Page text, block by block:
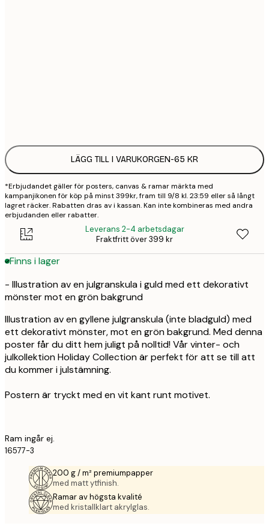
LÄGG TILL I VARUKORGEN-65 KR
*Erbjudandet gäller för posters, canvas & ramar märkta med
kampanjikonen för köp på minst 399kr, fram till 9/8 kl. 23:59 eller så långt
lagret räcker. Rabatten dras av i kassan. Kan inte kombineras med andra
erbjudanden eller rabatter.
Leverans 2-4 arbetsdagar
Fraktfritt över 399 kr
Finns i lager
- Illustration av en julgranskula i guld med ett dekorativt
mönster mot en grön bakgrund
Illustration av en gyllene julgranskula (inte bladguld) med
ett dekorativt mönster, mot en grön bakgrund. Med denna
poster får du ditt hem juligt på nolltid! Vår vinter- och
julkollektion Holiday Collection är perfekt för att se till att
du kommer i julstämning.
Postern är tryckt med en vit kant runt motivet.
Ram ingår ej.
16577-3
200 g / m² premiumpapper
med matt ytfinish.
Ramar av högsta kvalité
med kristallklart akrylglas.